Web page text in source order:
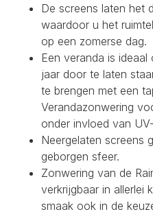
De screens laten het
waardoor u het
op een zomerse dag.
Een veranda is
jaar door te laten
te brengen met een
Verandazonwering
onder invloed van
Neergelaten screens
geborgen sfeer.
Zonwering van de
verkrijgbaar in allerlei
smaak ook in de